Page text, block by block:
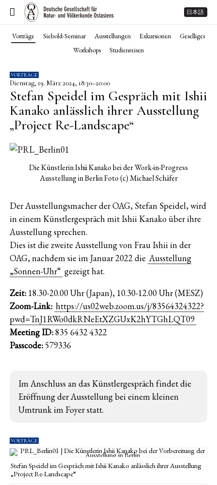
日本語
Vorträge Siebold-Seminar Ausstellungen Exkursionen
Geselliges
Workshops
Studienreisen
VORTRÄGE
Dienstag, 19. März 2024, 18:30–20:00
Stefan Speidel im Gespräch mit Ishii
Kanako anlässlich ihrer Ausstellung
„Project Re-Landscape“
Die Künstlerin Ishii Kanako bei der Work-in-Progress
Ausstellung in Berlin Foto (c) Michael Schäfer
Der Ausstellungsmacher der OAG, Stefan Speidel, wird
in einem Künstlergespräch mit Ishii Kanako über ihre
Ausstellung sprechen.
Dies ist die zweite Ausstellung von Frau Ishii in der
OAG, nachdem sie im Januar 2022 die Ausstellung
„Sonnen-Uhr“ gezeigt hat.
Zeit: 18.30-20.00 Uhr (Japan), 10.30-12.00 Uhr (MESZ)
Zoom-Link: https://us02web.zoom.us/j/83564324322?
pwd=TnJ1RWo0dkRNeEtXZGUxK2hYTGhLQT09
Meeting ID:835 6432 4322
Passcode: 579336
Im Anschluss an das Künstlergespräch findet die
Eröffnung der Ausstellung bei einem kleinen
Umtrunk im Foyer statt.
VORTRÄGE
Stefan Speidel im Gespräch mit Ishii Kanako anlässlich ihrer Ausstellung
„Project Re-Landscape“